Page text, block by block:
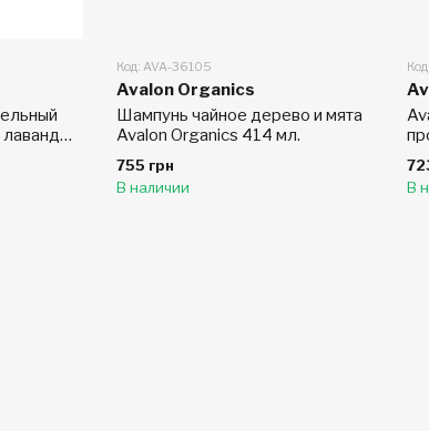
Код: AVA-36105
Avalon Organics
Шампунь чайное дерево и мята
Avalon Organics 414 мл.
755 грн
В наличии
В